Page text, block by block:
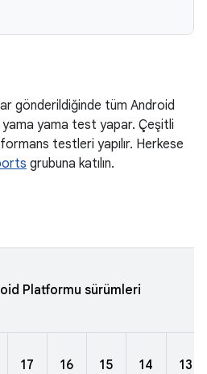
gönderildiğinde tüm Android
yama test yapar. Çeşitli
testleri yapılır. Herkese
grubuna katılın.
Platformu sürümleri
17 16 15 14 13